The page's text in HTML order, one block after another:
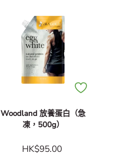
Woodland 放養蛋白（急
凍，500g）
HK$95.00